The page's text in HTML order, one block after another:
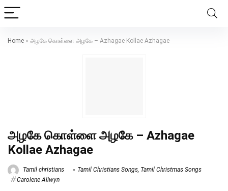
Home » அழகே கொள்ளை அழகே – Azhagae Kollae Azhagae
அழகே கொள்ளை அழகே – Azhagae
Kollae Azhagae
Tamil christians Tamil Christians Songs, Tamil Christmas Songs
Carolene Allwyn